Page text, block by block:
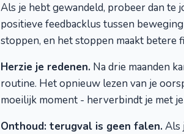
Als je hebt gewandeld, probeer dan te
positieve feedbacklus tussen
stoppen, en het stoppen maakt betere
Herzie je redenen. Na drie maanden
routine. Het opnieuw lezen van je
moeilijk moment - herverbindt je met
Onthoud: terugval is geen falen.Als